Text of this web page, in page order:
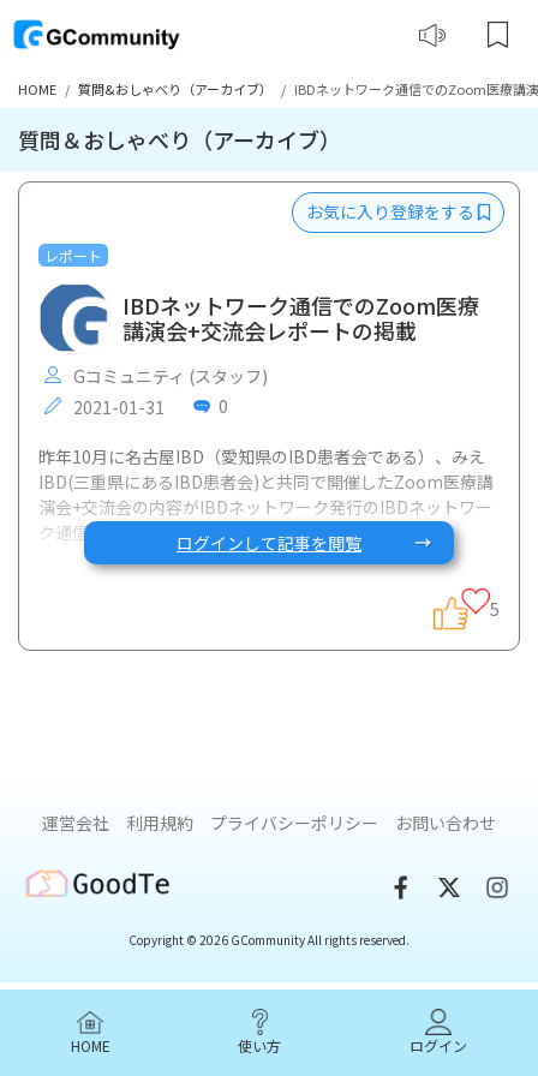
HOME 質問&おしゃべり（アーカイブ） IBDネットワーク通信でのZoom医療講
質問＆おしゃべり（アーカイブ）
レポート
お気に入り登録をする
IBDネットワーク通信でのZoom医療
講演会+交流会レポートの掲載
Gコミュニティ (スタッフ)
2021-01-31
0
昨年10月に名古屋IBD（愛知県のIBD患者会である）、みえ
IBD(三重県にあるIBD患者会)と共同で開催したZoom医療講
演会+交流会の内容がIBDネットワーク発行のIBDネットワー
ク通信2021年冬号に掲載されました。
IBDネットワークは全国のIBD患者会の集まりで、患者会の相
いる組織です。
が、IBDネットワークさんの会報にGコミュニティのイベント
が掲載されたのはじめてでとても光栄です^^
ログインして記事を閲覧
5
HOME 使い方 ログイン
運営会社 利用規約 プライバシーポリシー お問い合わせ
GoodTe
Copyright © 2026 GCommunity All rights reserved.